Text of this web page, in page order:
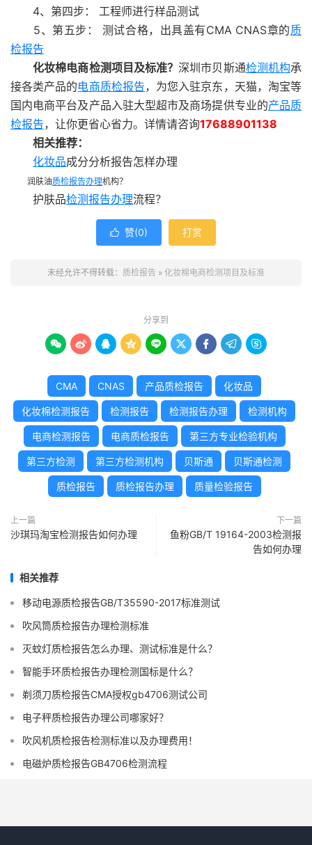
4、第四步： 工程师进行样品测试
5、第五步： 测试合格，出具盖有CMA CNAS章的质
检报告
化妆棉电商检测项目及标准？深圳市贝斯通检测机构承
接各类产品的电商质检报告，为您入驻京东，天猫，淘宝等
国内电商平台及产品入驻大型超市及商场提供专业的产品质
检报告，让你更省心省力。详情请咨询17688901138
相关推荐：
化妆品成分分析报告怎样办理
润肤油质检报告办理机构？
护肤品检测报告办理流程？
 赞(0) 打赏
未经允许不得转载： 质检报告 » 化妆棉电商检测项目及标准
分享到
        
CMA CNAS 产品质检报告 化妆品
化妆棉检测报告 检测报告 检测报告办理 检测机构
电商检测报告 电商质检报告 第三方专业检验机构
第三方检测 第三方检测机构 贝斯通 贝斯通检测
质检报告 质检报告办理 质量检验报告
上一篇
沙琪玛淘宝检测报告如何办理
下一篇
鱼粉GB/T 19164-2003检测报
告如何办理
相关推荐
移动电源质检报告GB/T35590-2017标准测试
吹风筒质检报告办理检测标准
灭蚊灯质检报告怎么办理、测试标准是什么？
智能手环质检报告办理检测国标是什么？
剃须刀质检报告CMA授权gb4706测试公司
电子秤质检报告办理公司哪家好？
吹风机质检报告检测标准以及办理费用！
电磁炉质检报告GB4706检测流程